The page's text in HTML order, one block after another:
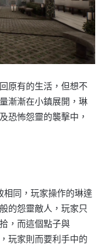
原有的生活，但想不
漸漸在小鎮展開，琳
恐怖怨靈的襲擊中，
同，玩家操作的琳達
的怨靈敵人，玩家只
，而這個點子與
玩家則而要利手中的